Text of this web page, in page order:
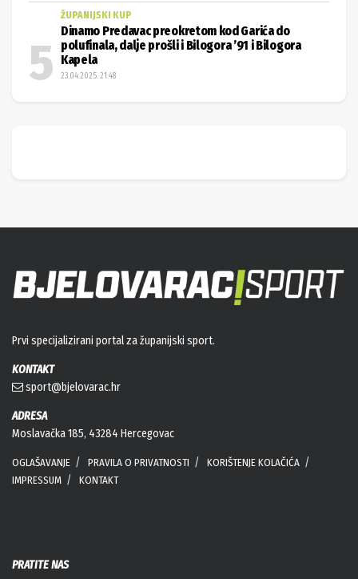
ŽUPANIJSKI KUP
Dinamo Predavac preokretom kod Garića do
polufinala, dalje prošli i Bilogora ’91 i Bilogora
Kapela
23.04.2025. 21:48
Prvi specijalizirani portal za županijski sport.
KONTAKT
sport@bjelovarac.hr
ADRESA
Moslavačka 185, 43284 Hercegovac
OGLAŠAVANJE PRAVILA O PRIVATNOSTI
KORIŠTENJE KOLAČIĆA
IMPRESSUM
KONTAKT
PRATITE NAS